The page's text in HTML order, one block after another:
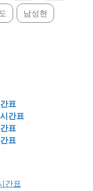
남성현
표
간표
표
표
간표